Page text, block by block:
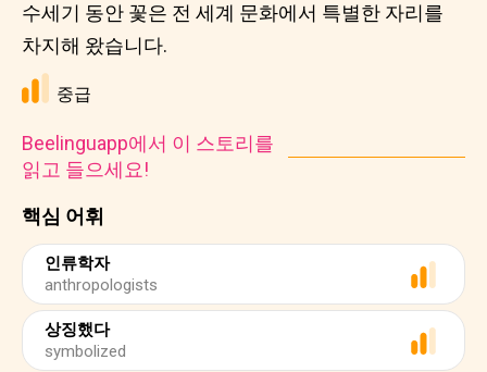
핵심 어휘
인류학자
anthropologists
상징했다
symbolized
수세기 동안 꽃은 전 세계 문화에서 특별한 자리를
차지해 왔습니다.
중급
Beelinguapp에서 이 스토리를
읽고 들으세요!